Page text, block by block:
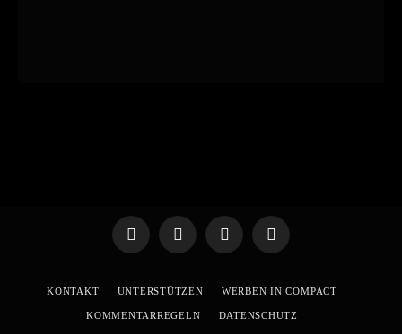
TelegramWhatsApp
X
YouTube
KONTAKT UNTERSTÜTZEN WERBEN IN COMPACT
KOMMENTARREGELN DATENSCHUTZ